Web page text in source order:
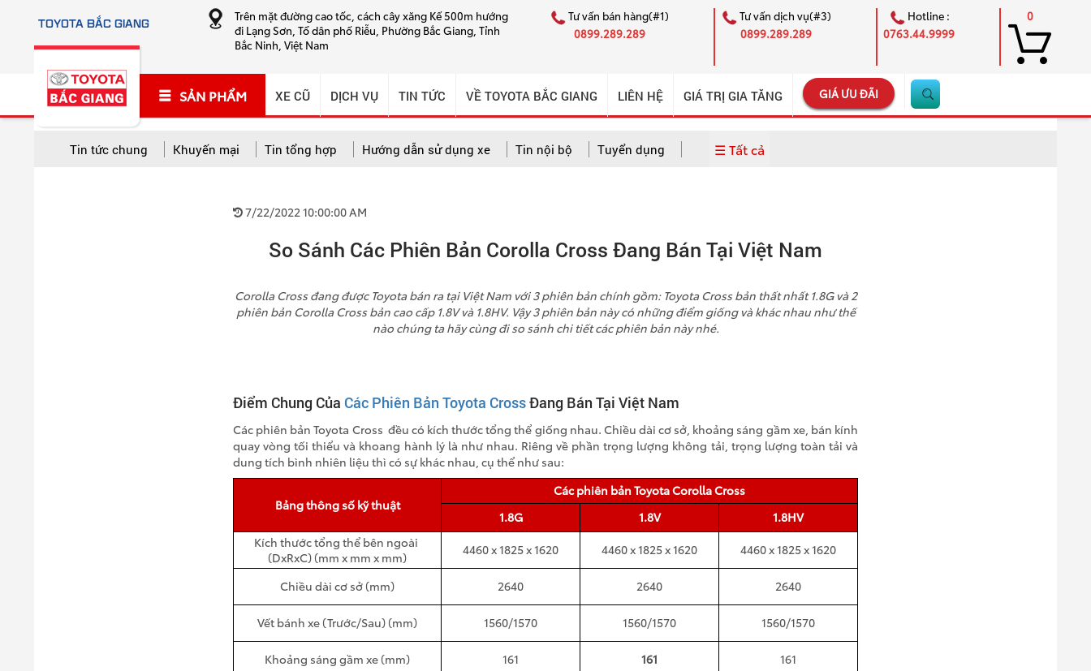
TOYOTA BẮC GIANG
Trên mặt đường cao tốc, cách cây xăng Kế 500m hướng
đi Lạng Sơn, Tổ dân phố Riễu, Phường Bắc Giang, Tỉnh
Bắc Ninh, Việt Nam
Tư vấn bán hàng(#1)
0899.289.289
Tư vấn dịch vụ(#3)
0899.289.289
Hotline :
0763.44.9999
0
SẢN PHẨM XE CŨ DỊCH VỤ TIN TỨC VỀ TOYOTA BẮC GIANG LIÊN HỆ GIÁ TRỊ GIA TĂNG GIÁ ƯU ĐÃI
Tin tức chung Khuyến mại Tin tổng hợp Hướng dẫn sử dụng xe Tin nội bộ Tuyển dụng ☰ Tất cả
7/22/2022 10:00:00 AM
So Sánh Các Phiên Bản Corolla Cross Đang Bán Tại Việt Nam
Corolla Cross đang được Toyota bán ra tại Việt Nam với 3 phiên bản chính gồm: Toyota Cross bản thất nhất 1.8G và 2
phiên bản Corolla Cross bản cao cấp 1.8V và 1.8HV. Vậy 3 phiên bản này có những điểm giống và khác nhau như thế
nào chúng ta hãy cùng đi so sánh chi tiết các phiên bản này nhé.
Điểm Chung Của Các Phiên Bản Toyota CrossĐang Bán Tại Việt Nam
Các phiên bản Toyota Cross đều có kích thước tổng thể giống nhau. Chiều dài cơ sở, khoảng sáng gầm xe, bán kính
quay vòng tối thiểu và khoang hành lý là như nhau. Riêng về phần trọng lượng không tải, trọng lượng toàn tải và
dung tích bình nhiên liệu thì có sự khác nhau, cụ thể như sau:
Bảng thông số kỹ thuật
Các phiên bản Toyota Corolla Cross
1.8G
1.8V
1.8HV
Kích thước tổng thể bên ngoài
(DxRxC) (mm x mm x mm)
4460 x 1825 x 1620 4460 x 1825 x 1620 4460 x 1825 x 1620
Chiều dài cơ sở (mm) 2640 2640 2640
Vết bánh xe (Trước/Sau) (mm) 1560/1570 1560/1570 1560/1570
Khoảng sáng gầm xe (mm) 161 161 161